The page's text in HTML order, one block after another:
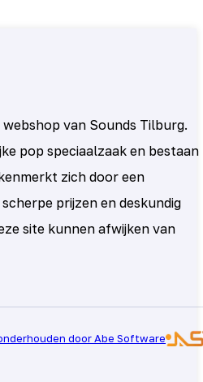
van Sounds Tilburg.
pop speciaalzaak en bestaan
zich door een
prijzen en deskundig
site kunnen afwijken van
door Abe Software